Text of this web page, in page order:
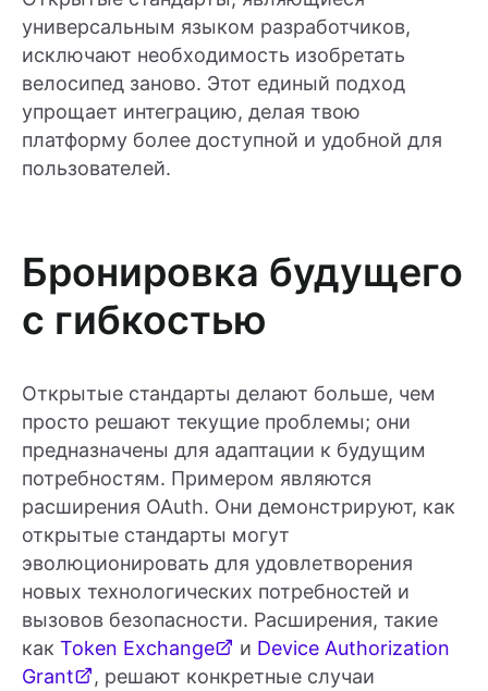
универсальным языком разработчиков,
исключают необходимость изобретать
велосипед заново. Этот единый подход
упрощает интеграцию, делая твою
платформу более доступной и удобной для
пользователей.
Бронировка будущего
с гибкостью
Открытые стандарты делают больше, чем
просто решают текущие проблемы; они
предназначены для адаптации к будущим
потребностям. Примером являются
расширения OAuth. Они демонстрируют, как
открытые стандарты могут
эволюционировать для удовлетворения
новых технологических потребностей и
вызовов безопасности. Расширения, такие
как Token Exchange и Device Authorization
Grant
, решают конкретные случаи